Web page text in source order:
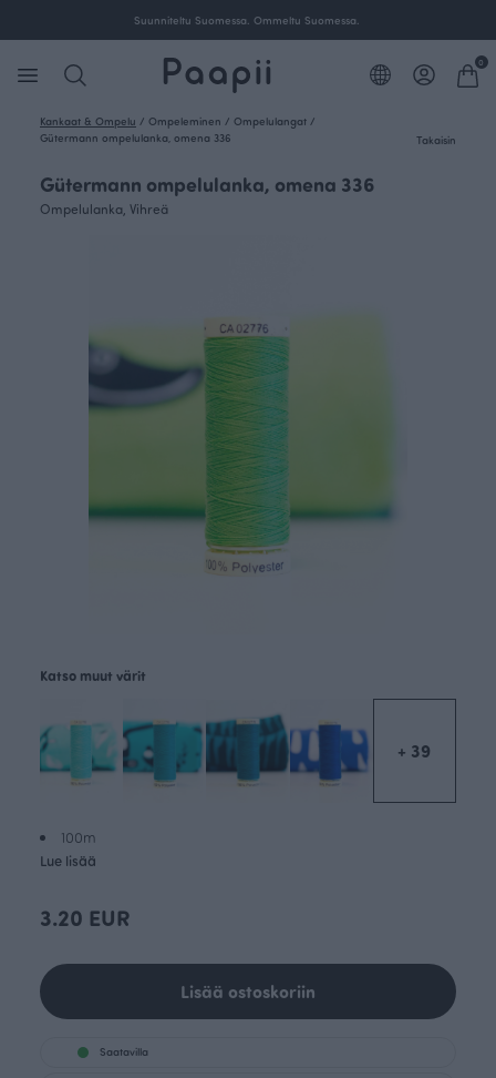
Suunniteltu Suomessa. Ommeltu Suomessa.
0
Kankaat & Ompelu / Ompeleminen / Ompelulangat /
Gütermann ompelulanka, omena 336
Takaisin
Gütermann ompelulanka, omena 336
Ompelulanka, Vihreä
100m
Lue lisää
Katso muut värit
+ 39
3.20 EUR
Lisää ostoskoriin
Saatavilla